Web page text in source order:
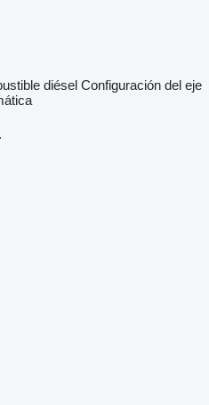
diésel Configuración del eje